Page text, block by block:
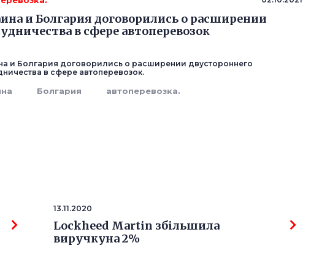
и Болгария договорились о расширении
в сфере автоперевозок
и Болгария договорились о расширении двустороннего
в сфере автоперевозок.
Болгария автоперевозка.
13.11.2020
Lockheed Martin збільшила
виручкуна 2%